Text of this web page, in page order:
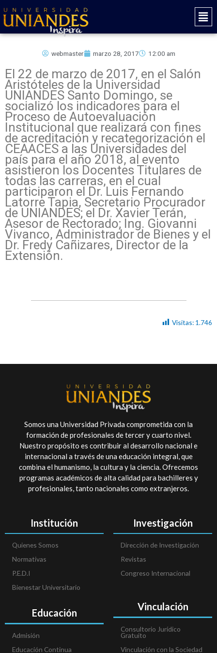
al
contenido
Main
webmaster marzo 28, 2017 12:00 am
El 22 de marzo de 2017, en el Salón
Aristóteles de la Universidad
UNIANDES Santo Domingo, se
socializó los indicadores para el
Proceso de Autoevaluación
Institucional que realizará con fines
de acreditación y recategorización el
CEAACES a las Universidades del
país para el año 2018, al evento
asistieron los Docentes Titulares de
todas las carreras, en el cual
participaron el Dr. Luis Fernando
Latorre Tapia, Secretario Procurador
de UNIANDES; el Dr. Xavier Terán,
Asesor de Rectorado; Ing. Giovanni
Vivanco, Administrador de Bienes y el
Dr. Fredy Cañizares, Director de la
Extensión.
Visitas: 1.746
Somos una Universidad Privada comprometida con la
formación de profesionales de tercer y cuarto nivel.
Nuestro propósito es contribuir al desarrollo nacional e
internacional a través de una educación integral, que
combina el humanismo, la cultura y la ciencia. Ofrecemos
programas académicos de alta calidad para bachilleres y
profesionales, tanto nacionales como extranjeros.
Institución
Quienes Somos
Normativas
P.E.D.I
Bienestar Universitario
Educación
Admisión
Educación Continua
Investigación
Dirección de Investigación
Revistas
Congreso Internacional
Vinculación
Consultorio Jurídico
Gratuito
Vinculación con la Sociedad